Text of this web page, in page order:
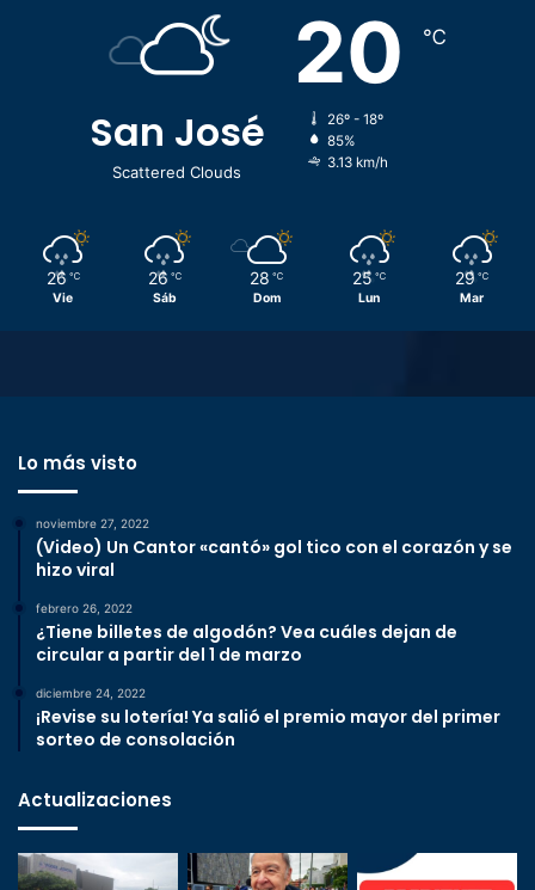
San José
Scattered Clouds
20 ℃
26º - 18º
85%
3.13 km/h
26 ℃
Vie
26 ℃
Sáb
28 ℃
Dom
25 ℃
Lun
29 ℃
Mar
Lo más visto
noviembre 27, 2022
(Video) Un Cantor «cantó» gol tico con el corazón y se
hizo viral
febrero 26, 2022
¿Tiene billetes de algodón? Vea cuáles dejan de
circular a partir del 1 de marzo
diciembre 24, 2022
¡Revise su lotería! Ya salió el premio mayor del primer
sorteo de consolación
Actualizaciones